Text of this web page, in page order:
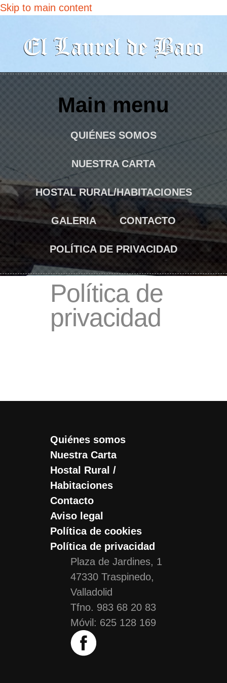
Skip to main content
Main menu
QUIÉNES SOMOS
NUESTRA CARTA
HOSTAL RURAL/HABITACIONES
GALERIA CONTACTO
POLÍTICA DE PRIVACIDAD
Política de
privacidad
Quiénes somos
Nuestra Carta
Hostal Rural /
Habitaciones
Contacto
Aviso legal
Política de cookies
Política de privacidad
Plaza de Jardines, 1
47330 Traspinedo,
Valladolid
Tfno. 983 68 20 83
Móvil: 625 128 169